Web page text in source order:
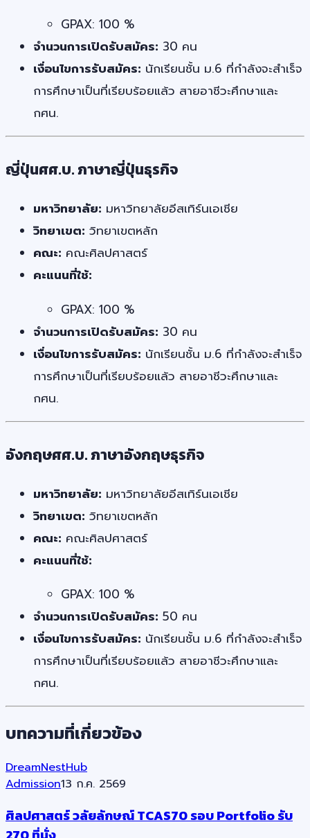
GPAX: 100 %
จำนวนการเปิดรับสมัคร: 30 คน
เงื่อนไขการรับสมัคร: นักเรียนชั้น ม.6 ที่กำลังจะสำเร็จ
การศึกษาเป็นที่เรียบร้อยแล้ว สายอาชีวะศึกษาและ
กศน.
ญี่ปุ่นศศ.บ. ภาษาญี่ปุ่นธุรกิจ
มหาวิทยาลัย: มหาวิทยาลัยอีสเทิร์นเอเชีย
วิทยาเขต: วิทยาเขตหลัก
คณะ: คณะศิลปศาสตร์
คะแนนที่ใช้:
GPAX: 100 %
จำนวนการเปิดรับสมัคร: 30 คน
เงื่อนไขการรับสมัคร: นักเรียนชั้น ม.6 ที่กำลังจะสำเร็จ
การศึกษาเป็นที่เรียบร้อยแล้ว สายอาชีวะศึกษาและ
กศน.
อังกฤษศศ.บ. ภาษาอังกฤษธุรกิจ
มหาวิทยาลัย: มหาวิทยาลัยอีสเทิร์นเอเชีย
วิทยาเขต: วิทยาเขตหลัก
คณะ: คณะศิลปศาสตร์
คะแนนที่ใช้:
GPAX: 100 %
จำนวนการเปิดรับสมัคร: 50 คน
เงื่อนไขการรับสมัคร: นักเรียนชั้น ม.6 ที่กำลังจะสำเร็จ
การศึกษาเป็นที่เรียบร้อยแล้ว สายอาชีวะศึกษาและ
กศน.
บทความที่เกี่ยวข้อง
DreamNestHub
Admission13 ก.ค. 2569
ศิลปศาสตร์ วลัยลักษณ์ TCAS70 รอบ Portfolio รับ